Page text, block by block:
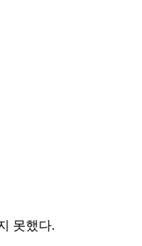
못했다.